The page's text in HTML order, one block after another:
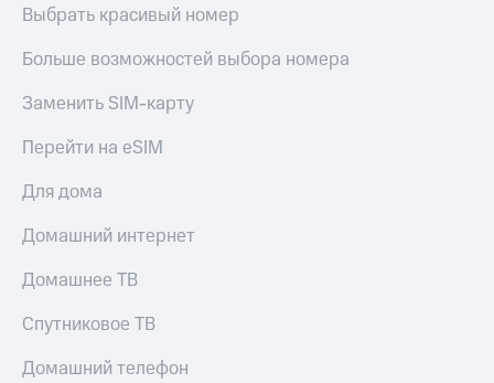
Выбрать красивый номер
Больше возможностей выбора номера
Заменить SIM-карту
Перейти на eSIM
Для дома
Домашний интернет
Домашнее ТВ
Спутниковое ТВ
Домашний телефон